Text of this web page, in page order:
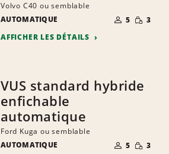
Volvo C40 ou semblable
AUTOMATIQUE
NOMBRE DE
PERSONNES
5 RÉDUITE
3
AFFICHER LES DÉTAILS
VUS standard hybride
enfichable
automatique
Ford Kuga ou semblable
AUTOMATIQUE
NOMBRE DE
PERSONNES
5 RÉDUITE
3